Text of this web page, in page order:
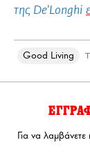
της De'Longhi
Good Living
Για να